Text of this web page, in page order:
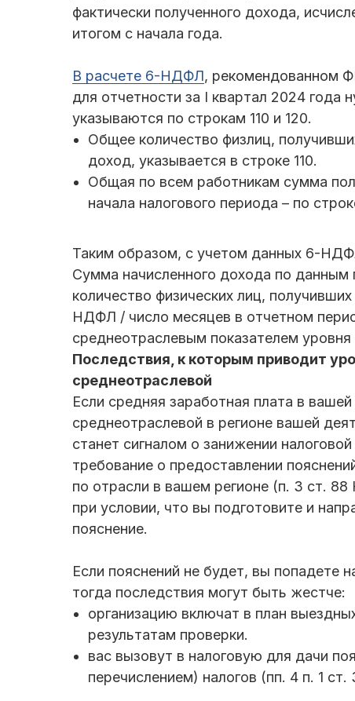
фактически полученного дохода,
итогом с начала года.
В расчете 6-НДФЛ, рекомендованном
для отчетности за I квартал 2024
указываются по строкам 110 и 120.
Общее количество физлиц,
доход, указывается в строке 110.
Общая по всем работникам сумма
начала налогового периода – по
Таким образом, с учетом данных 6-
Сумма начисленного дохода по
количество физических лиц,
НДФЛ / число месяцев в отчетном
среднеотраслевым показателем
Последствия, к которым приводит
среднеотраслевой
Если средняя заработная плата в
среднеотраслевой в регионе вашей
станет сигналом о занижении
требование о предоставлении
по отрасли в вашем регионе (п. 3 ст.
при условии, что вы подготовите и
пояснение.
Если пояснений не будет, вы попадете
тогда последствия могут быть жестче:
организацию включат в план
результатам проверки.
вас вызовут в налоговую для дачи
перечислением) налогов (пп. 4 п. 1